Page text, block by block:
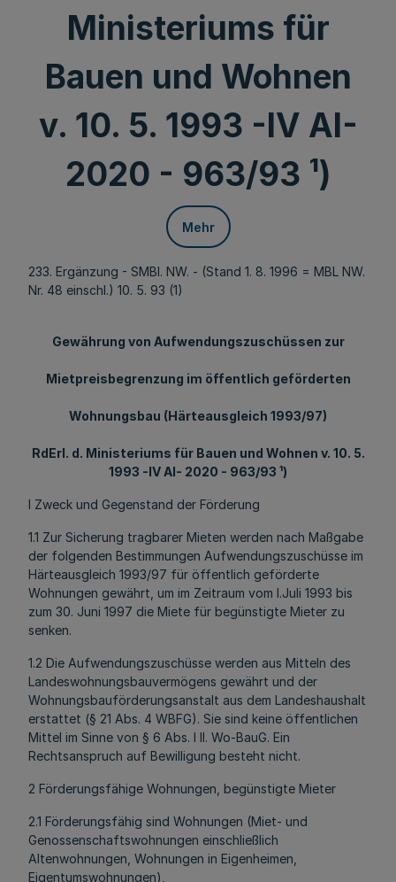
Ministeriums für
Bauen und Wohnen
v. 10. 5. 1993 -IV AI-
2020 - 963/93 ¹)
Mehr
233. Ergänzung - SMBl. NW. - (Stand 1. 8. 1996 = MBL NW.
Nr. 48 einschl.) 10. 5. 93 (1)
Gewährung von Aufwendungszuschüssen zur
Mietpreisbegrenzung im öffentlich geförderten
Wohnungsbau (Härteausgleich 1993/97)
RdErl. d. Ministeriums für Bauen und Wohnen v. 10. 5.
1993 -IV AI- 2020 - 963/93 ¹)
l Zweck und Gegenstand der Förderung
1.1 Zur Sicherung tragbarer Mieten werden nach Maßgabe
der folgenden Bestimmungen Aufwendungszuschüsse im
Härteausgleich 1993/97 für öffentlich geförderte
Wohnungen gewährt, um im Zeitraum vom I.Juli 1993 bis
zum 30. Juni 1997 die Miete für begünstigte Mieter zu
senken.
1.2 Die Aufwendungszuschüsse werden aus Mitteln des
Landeswohnungsbauvermögens gewährt und der
Wohnungsbauförderungsanstalt aus dem Landeshaushalt
erstattet (§ 21 Abs. 4 WBFG). Sie sind keine öffentlichen
Mittel im Sinne von § 6 Abs. l II. Wo-BauG. Ein
Rechtsanspruch auf Bewilligung besteht nicht.
2 Förderungsfähige Wohnungen, begünstigte Mieter
2.1 Förderungsfähig sind Wohnungen (Miet- und
Genossenschaftswohnungen einschließlich
Altenwohnungen, Wohnungen in Eigenheimen,
Eigentumswohnungen),